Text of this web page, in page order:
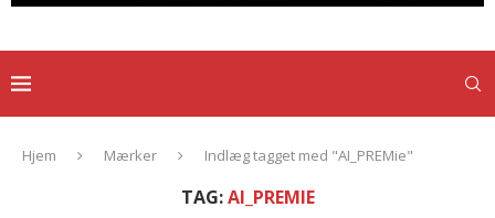
Hjem Mærker Indlæg tagget med "AI_PREMie"
TAG:AI_PREMIE